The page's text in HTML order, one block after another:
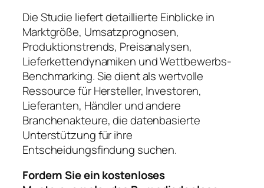
Die Studie liefert detaillierte Einblicke in
Marktgröße, Umsatzprognosen,
Produktionstrends, Preisanalysen,
Lieferkettendynamiken und Wettbewerbs-
Benchmarking. Sie dient als wertvolle
Ressource für Hersteller, Investoren,
Lieferanten, Händler und andere
Branchenakteure, die datenbasierte
Unterstützung für ihre
Entscheidungsfindung suchen.
Fordern Sie ein kostenloses